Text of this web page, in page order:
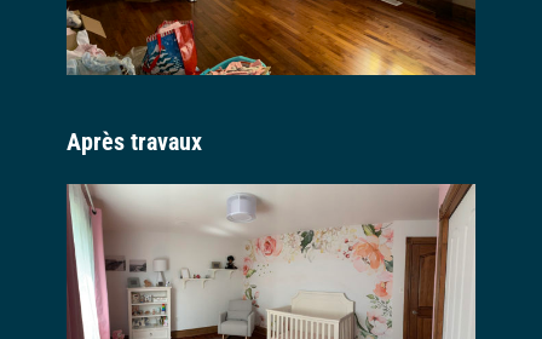
Après travaux